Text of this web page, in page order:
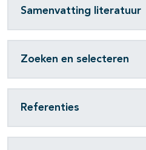
Samenvatting literatuur
Zoeken en selecteren
Referenties